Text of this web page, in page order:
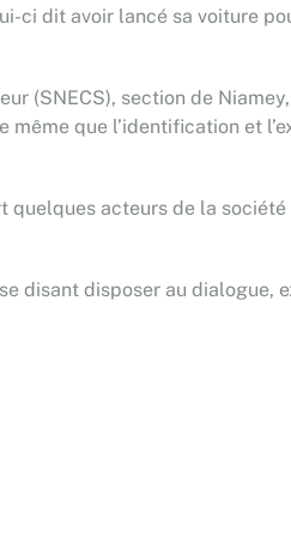
ci dit avoir lancé sa voiture
(SNECS), section de
que l’identification et
quelques acteurs de la
disant disposer au dialogue,